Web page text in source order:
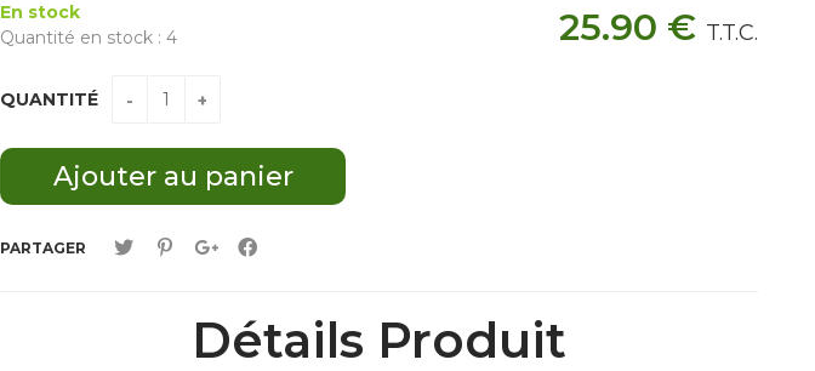
25.90 € T.T.C.
En stock
Quantité en stock : 4
QUANTITÉ
PARTAGER
Détails Produit